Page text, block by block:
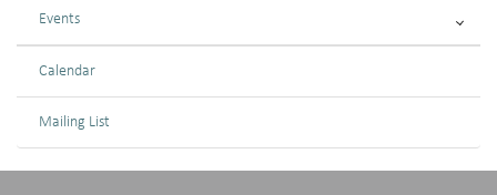
Events
Calendar
Mailing List